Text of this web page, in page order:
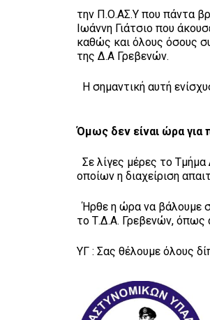
την Π.Ο.ΑΣ.Υ που πάντα
Ιωάννη Γιάτσιο που
καθώς και όλους όσους
της Δ.Α Γρεβενών.
Η σημαντική αυτή
Όμως δεν είναι ώρα για
Σε λίγες μέρες το
οποίων η διαχείριση
Ήρθε η ώρα να βάλουμε
το Τ.Δ.Α. Γρεβενών, όπως
ΥΓ : Σας θέλουμε όλους